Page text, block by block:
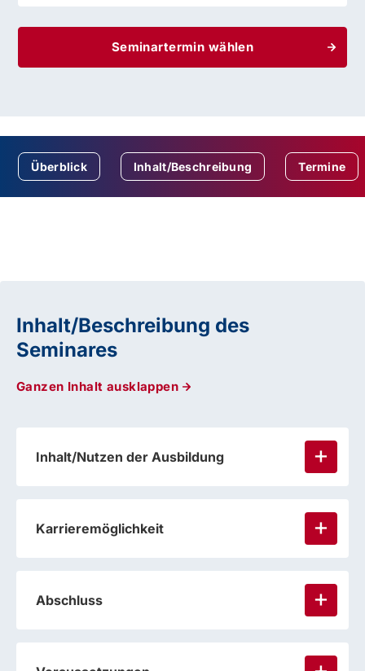
Seminartermin wählen
Überblick Inhalt/Beschreibung Termine
Inhalt/Beschreibung des
Seminares
Ganzen Inhalt ausklappen
Inhalt/Nutzen der Ausbildung
Karrieremöglichkeit
Abschluss